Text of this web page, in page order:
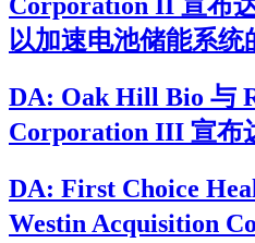
Corporation II 宣布
以加速电池储能系统
DA: Oak Hill Bio 与
Corporation III 宣布
DA: First Choice
Westin Acquisition